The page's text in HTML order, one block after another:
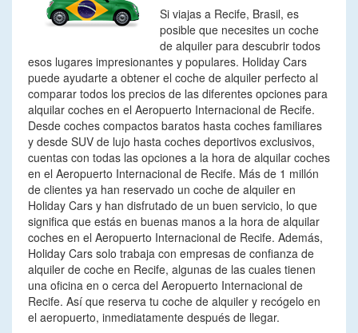
Si viajas a Recife, Brasil, es
posible que necesites un coche
de alquiler para descubrir todos
esos lugares impresionantes y populares. Holiday Cars
puede ayudarte a obtener el coche de alquiler perfecto al
comparar todos los precios de las diferentes opciones para
alquilar coches en el Aeropuerto Internacional de Recife.
Desde coches compactos baratos hasta coches familiares
y desde SUV de lujo hasta coches deportivos exclusivos,
cuentas con todas las opciones a la hora de alquilar coches
en el Aeropuerto Internacional de Recife. Más de 1 millón
de clientes ya han reservado un coche de alquiler en
Holiday Cars y han disfrutado de un buen servicio, lo que
significa que estás en buenas manos a la hora de alquilar
coches en el Aeropuerto Internacional de Recife. Además,
Holiday Cars solo trabaja con empresas de confianza de
alquiler de coche en Recife, algunas de las cuales tienen
una oficina en o cerca del Aeropuerto Internacional de
Recife. Así que reserva tu coche de alquiler y recógelo en
el aeropuerto, inmediatamente después de llegar.